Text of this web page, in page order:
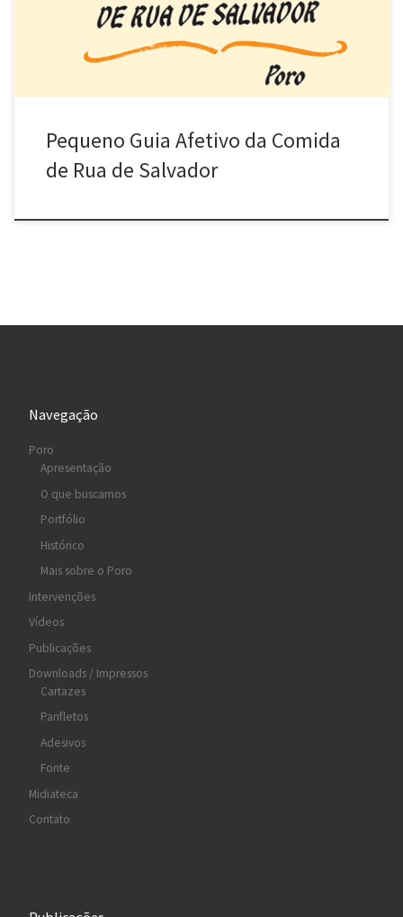
publicação está disponível para download gratuito no link: […]
Pequeno Guia Afetivo da Comida
de Rua de Salvador
Navegação
Poro
Apresentação
O que buscamos
Portfólio
Histórico
Mais sobre o Poro
Intervenções
Vídeos
Publicações
Downloads / Impressos
Cartazes
Panfletos
Adesivos
Fonte
Midiateca
Contato